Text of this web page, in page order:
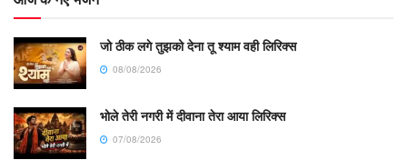
जो ठीक लगे तुझको देना तू श्याम वही लिरिक्स
08/08/2026
भोले तेरी नगरी में दीवाना तेरा आया लिरिक्स
07/08/2026